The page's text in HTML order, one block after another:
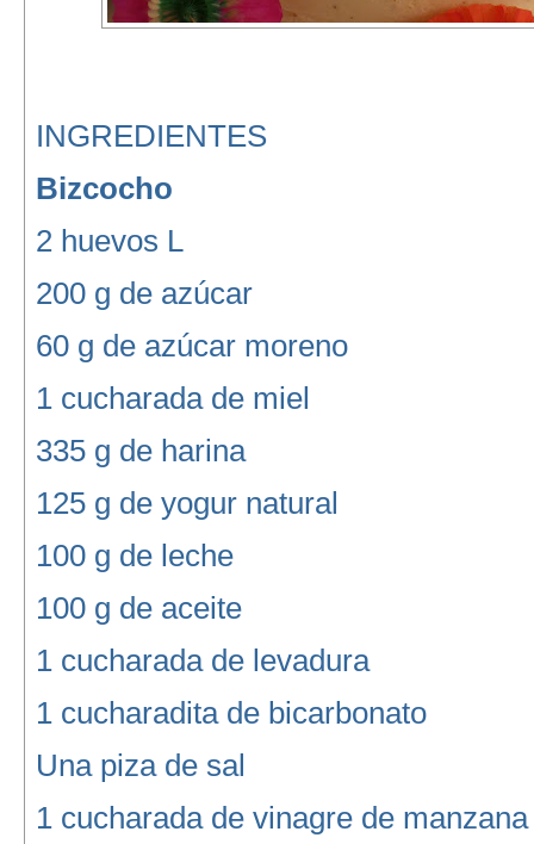
INGREDIENTES
Bizcocho
2 huevos L
200 g de azúcar
60 g de azúcar moreno
1 cucharada de miel
335 g de harina
125 g de yogur natural
100 g de leche
100 g de aceite
1 cucharada de levadura
1 cucharadita de bicarbonato
Una piza de sal
1 cucharada de vinagre de manzana